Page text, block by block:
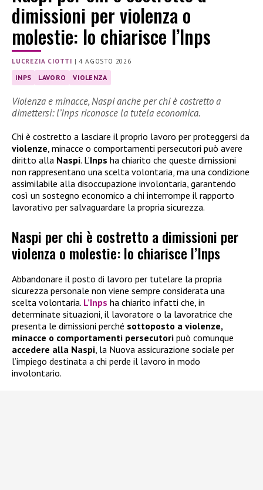
dimissioni per violenza o
molestie: lo chiarisce l’Inps
LUCREZIA CIOTTI |4 AGOSTO 2026
INPS LAVORO VIOLENZA
Violenza e minacce, Naspi anche per chi è costretto a
dimettersi: l’Inps riconosce la tutela economica.
Chi è costretto a lasciare il proprio lavoro per proteggersi da
violenze , minacce o comportamenti persecutori può avere
diritto alla Naspi. L’Inps ha chiarito che queste dimissioni
non rappresentano una scelta volontaria, ma una condizione
assimilabile alla disoccupazione involontaria, garantendo
così un sostegno economico a chi interrompe il rapporto
lavorativo per salvaguardare la propria sicurezza.
Naspi per chi è costretto a dimissioni per
violenza o molestie: lo chiarisce l’Inps
Abbandonare il posto di lavoro per tutelare la propria
sicurezza personale non viene sempre considerata una
scelta volontaria. L’Inps ha chiarito infatti che, in
determinate situazioni, il lavoratore o la lavoratrice che
presenta le dimissioni perché sottoposto a violenze,
minacce o comportamenti persecutori può comunque
accedere alla Naspi, la Nuova assicurazione sociale per
l’impiego destinata a chi perde il lavoro in modo
involontario.